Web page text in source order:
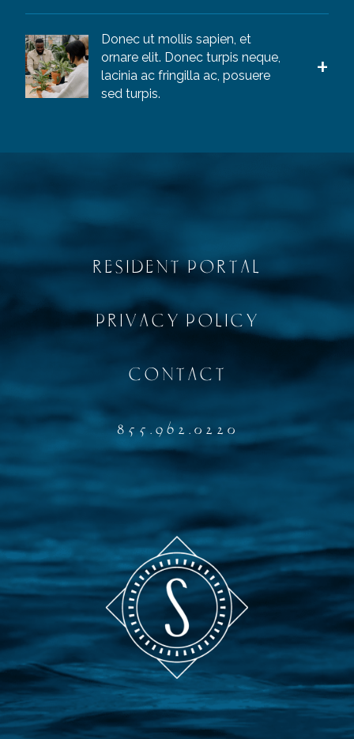
Donec ut mollis sapien, et
ornare elit. Donec turpis neque,
lacinia ac fringilla ac, posuere
sed turpis.
RESIDENT PORTAL
PRIVACY POLICY
CONTACT
855.962.0220